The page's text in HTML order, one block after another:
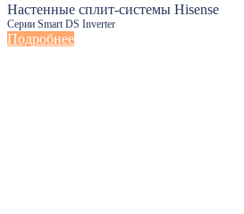
Настенные сплит-системы Hisense
Серии Smart DS Inverter
Подробнее